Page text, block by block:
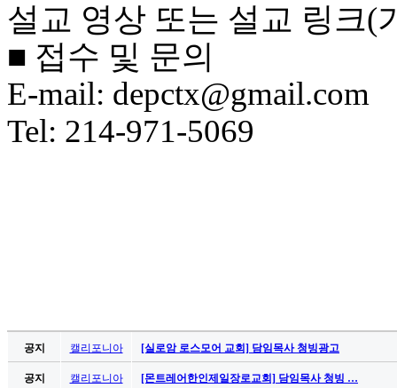
약
임
심
중
절
코
리
아
이
무
설교 영상 또는 설교 링크(
■ 접수 및 문의
E-mail: depctx@gmail.com
Tel: 214-971-5069
공지 캘리포니아 [실로암 로스모어 교회] 담임목사 청빙광고
공지 캘리포니아 [몬트레어한인제일장로교회] 담임목사 청빙 …